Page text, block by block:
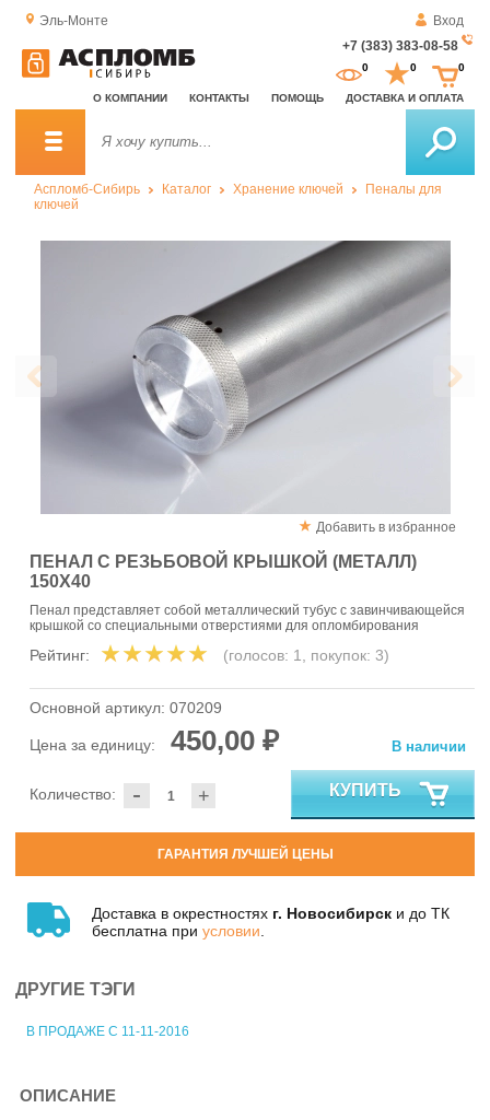
Эль-Монте
Вход
+7 (383) 383-08-58
О КОМПАНИИ КОНТАКТЫ ПОМОЩЬ ДОСТАВКА И ОПЛАТА
0 0 0
Аспломб-Сибирь Каталог Хранение ключей
Пеналы для
ключей
Добавить в избранное
ПЕНАЛ С РЕЗЬБОВОЙ КРЫШКОЙ (МЕТАЛЛ)
150Х40
Пенал представляет собой металлический тубус с завинчивающейся
крышкой со специальными отверстиями для опломбирования
Рейтинг: (голосов: 1, покупок: 3)
Основной артикул: 070209
Цена за единицу: 450,00 ₽
- +
Количество:
В наличии
КУПИТЬ
ГАРАНТИЯ ЛУЧШЕЙ ЦЕНЫ
Доставка в окрестностях г. Новосибирск и до ТК
бесплатна при условии
ДРУГИЕ ТЭГИ
В ПРОДАЖЕ С 11-11-2016
ОПИСАНИЕ